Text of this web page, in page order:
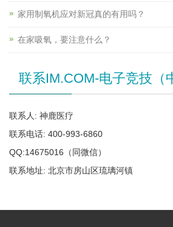
家用制氧机应对新冠真的有用吗？
在家吸氧，要注意什么？
联系IM.COM-电子竞技（
联系人: 神鹿医疗
联系电话: 400-993-6860
QQ:14675016（同微信）
联系地址: 北京市房山区琉璃河镇